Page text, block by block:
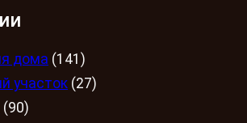
дома (141)
участок (27)
(90)